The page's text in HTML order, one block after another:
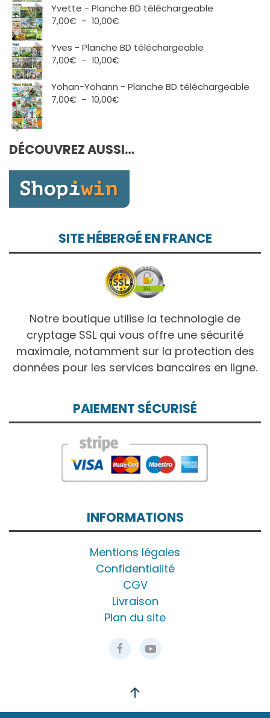
prix :
10,00€
Yvette - Planche BD téléchargeable
7,00€ – 10,00€
prix :
10,00€
Yves - Planche BD téléchargeable
7,00€ – 10,00€
prix :
Yohan-Yohann - Planche BD téléchargeable
7,00€ – 10,00€
à
DÉCOUVREZ AUSSI…
SITE HÉBERGÉ EN FRANCE
Notre boutique utilise la technologie de
cryptage SSL qui vous offre une sécurité
maximale, notamment sur la protection des
données pour les services bancaires en ligne.
PAIEMENT SÉCURISÉ
INFORMATIONS
Mentions légales
Confidentialité
CGV
Livraison
Plan du site